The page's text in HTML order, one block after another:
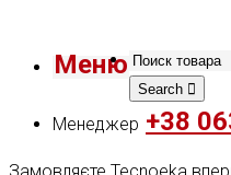
Меню
Search
Менеджер +38
Замовляєте Tecnoeka